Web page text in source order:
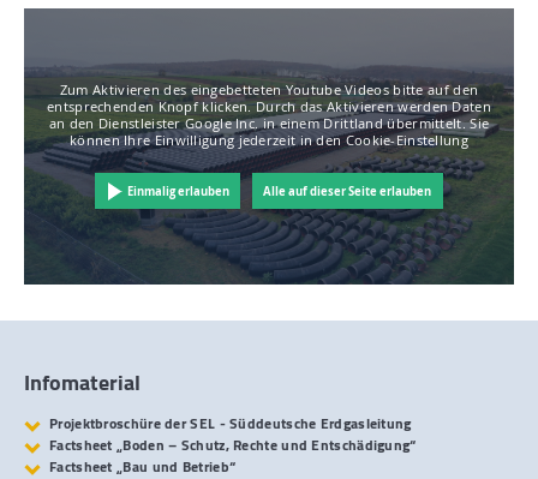
Zum Aktivieren des eingebetteten Youtube Videos bitte auf den
entsprechenden Knopf klicken. Durch das Aktivieren werden Daten
an den Dienstleister Google Inc. in einem Drittland übermittelt. Sie
können Ihre Einwilligung jederzeit in den Cookie-Einstellung
Einmalig erlauben Alle auf dieser Seite erlauben
Infomaterial
Projektbroschüre der SEL - Süddeutsche Erdgasleitung
Factsheet „Boden – Schutz, Rechte und Entschädigung“
Factsheet „Bau und Betrieb“